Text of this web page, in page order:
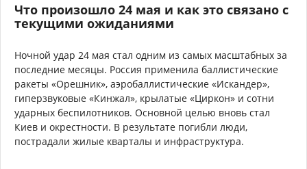
Что произошло 24 мая и как это связано с
текущими ожиданиями
Ночной удар 24 мая стал одним из самых масштабных за
последние месяцы. Россия применила баллистические
ракеты «Орешник», аэробаллистические «Искандер»,
гиперзвуковые «Кинжал», крылатые «Циркон» и сотни
ударных беспилотников. Основной целью вновь стал
Киев и окрестности. В результате погибли люди,
пострадали жилые кварталы и инфраструктура.